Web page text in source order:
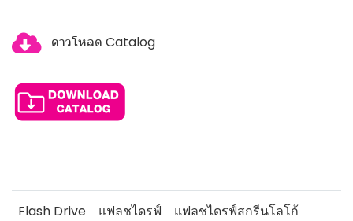
ดาวโหลด Catalog
Flash Drive แฟลชไดรฟ์ แฟลชไดรฟ์สกรีนโลโก้